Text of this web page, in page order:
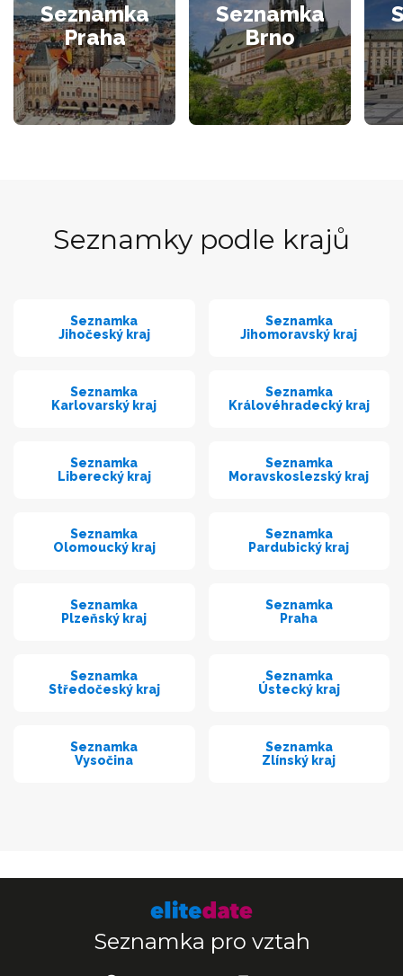
Seznamka
Praha
Seznamka
Brno
Seznamky podle krajů
Seznamka
Jihočeský kraj
Seznamka
Jihomoravský kraj
Seznamka
Karlovarský kraj
Seznamka
Královéhradecký kraj
Seznamka
Liberecký kraj
Seznamka
Moravskoslezský kraj
Seznamka
Olomoucký kraj
Seznamka
Pardubický kraj
Seznamka
Plzeňský kraj
Seznamka
Praha
Seznamka
Středočeský kraj
Seznamka
Ústecký kraj
Seznamka
Vysočina
Seznamka
Zlínský kraj
Seznamka pro vztah